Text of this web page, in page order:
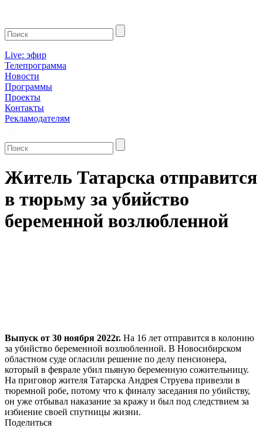
Live: эфир
Телепрограмма
Новости
Программы
Проекты
Контакты
Рекламодателям
Житель Татарска отправится
в тюрьму за убийство
беременной возлюбленной
Выпуск от 30 ноября 2022г. На 16 лет отправится в колонию
за убийство беременной возлюбленной. В Новосибирском
областном суде огласили решение по делу пенсионера,
который в феврале убил пьяную беременную сожительницу.
На приговор жителя Татарска Андрея Струева привезли в
тюремной робе, потому что к финалу заседания по убийству,
он уже отбывал наказание за кражу и был под следствием за
избиение своей спутницы жизни.
Поделиться